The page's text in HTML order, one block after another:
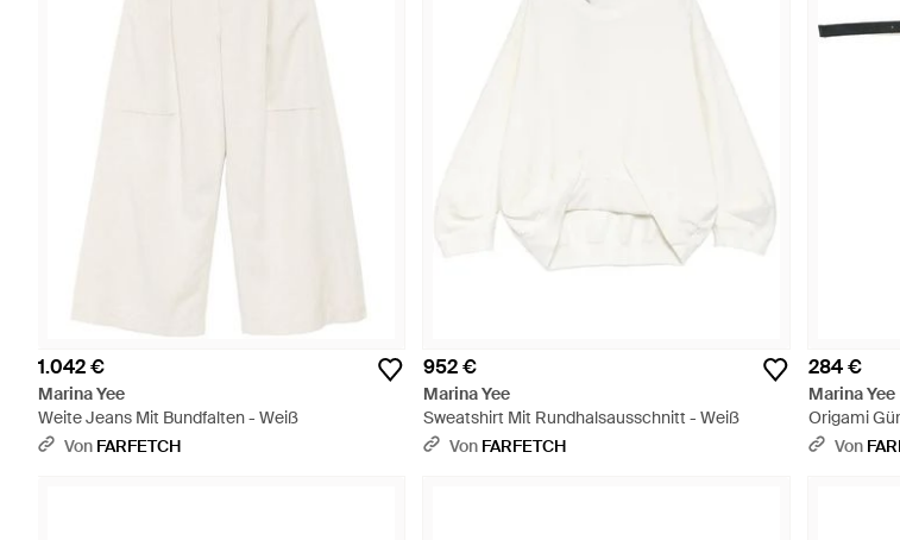
1.042 €
Marina Yee
Weite Jeans Mit Bundfalten - Weiß
Von FARFETCH
952 €
Marina Yee
Sweatshirt Mit Rundhalsausschnitt - Weiß
Von FARFETCH
284 €
Marina Yee
Origami
Von